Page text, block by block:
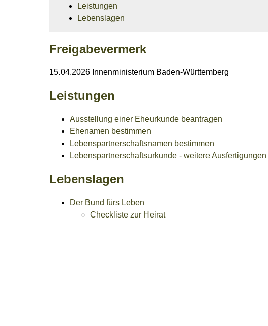
Leistungen
Lebenslagen
Freigabevermerk
15.04.2026 Innenministerium Baden-Württemberg
Leistungen
Ausstellung einer Eheurkunde beantragen
Ehenamen bestimmen
Lebenspartnerschaftsnamen bestimmen
Lebenspartnerschaftsurkunde - weitere
Lebenslagen
Der Bund fürs Leben
Checkliste zur Heirat